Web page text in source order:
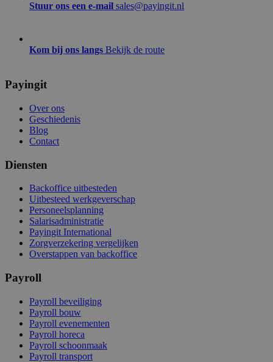
Stuur ons een e-mail sales@payingit.nl
Kom bij ons langs Bekijk de route
Payingit
Over ons
Geschiedenis
Blog
Contact
Diensten
Backoffice uitbesteden
Uitbesteed werkgeverschap
Personeelsplanning
Salarisadministratie
Payingit International
Zorgverzekering vergelijken
Overstappen van backoffice
Payroll
Payroll beveiliging
Payroll bouw
Payroll evenementen
Payroll horeca
Payroll schoonmaak
Payroll transport